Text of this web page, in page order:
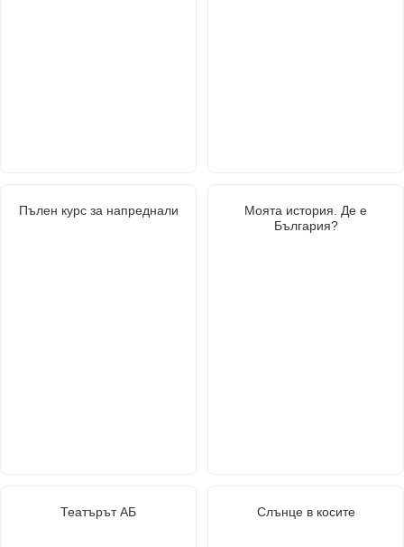
Пълен курс за напреднали
Моята история. Де е
България?
Театърът АБ Слънце в косите